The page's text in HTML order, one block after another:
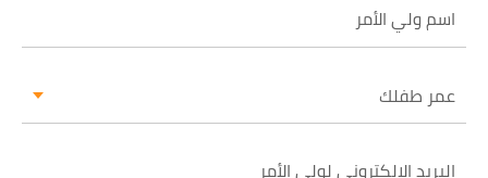
عمر طفلك
عمر طفلك
البريد الإلكتروني لولي الأمر